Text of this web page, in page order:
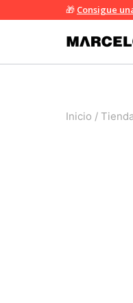
🎁 Consigue
Inicio /